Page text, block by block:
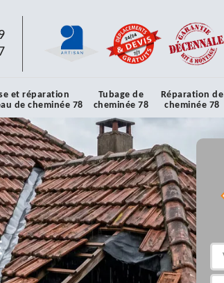
et réparation
de cheminée 78
Tubage de
cheminée 78
Réparation de
cheminée 78